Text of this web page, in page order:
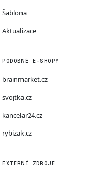
Šablona
Aktualizace
PODOBNÉ E-SHOPY
brainmarket.cz
svojtka.cz
kancelar24.cz
rybizak.cz
EXTERNÍ ZDROJE